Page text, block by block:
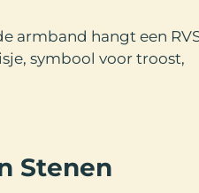
armband hangt een
symbool voor troost,
Stenen